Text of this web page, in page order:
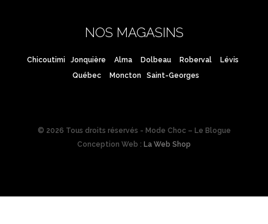
NOS MAGASINS
Chicoutimi Jonquière Alma Dolbeau Roberval
Lévis
Québec
Moncton Saint-Georges
© 2026 Tous droits réservés - Mode Choc – Le Blogue
Conception Web : La Web Shop